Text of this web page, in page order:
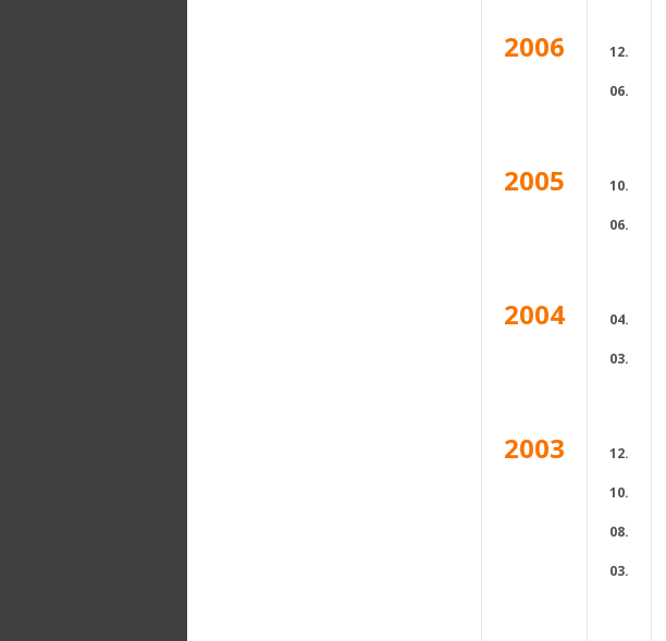
2006 12.
06.
2005 10.
06.
2004 04.
03.
2003 12.
10.
08.
03.